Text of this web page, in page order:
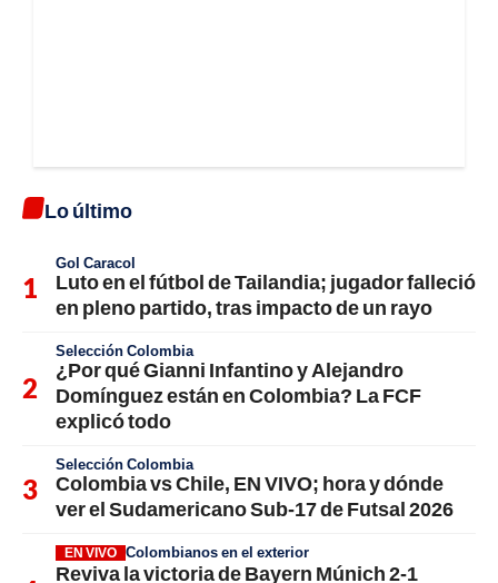
Lo último
Gol Caracol
Luto en el fútbol de Tailandia; jugador falleció
en pleno partido, tras impacto de un rayo
Selección Colombia
¿Por qué Gianni Infantino y Alejandro
Domínguez están en Colombia? La FCF
explicó todo
Selección Colombia
Colombia vs Chile, EN VIVO; hora y dónde
ver el Sudamericano Sub-17 de Futsal 2026
EN VIVO Colombianos en el exterior
Reviva la victoria de Bayern Múnich 2-1